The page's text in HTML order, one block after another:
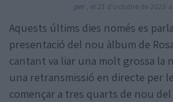
Amb la col·laboració de:
per , el 23 d'octubre de 2025
Aquests últims dies només es
presentació del nou àlbum de
cantant va liar una molt grossa la
una retransmissió en directe per
començar a tres quarts de nou